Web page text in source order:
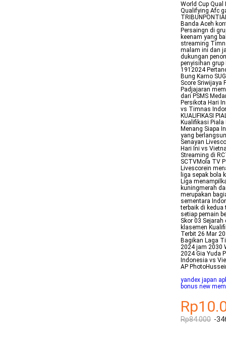
World Cup
Qualifying Afc
Banda Aceh
Persaingn di
keenam yang
streaming
malam ini dan
dukungan
penyisihan
1912024
Bung Karno
Score Sriwijaya
Padjajaran
dari PSMS
Persikota Hari
vs Timnas
KUALIFIKASI
Kualifikasi Piala
Menang Siapa
yang
Senayan
Hari Ini vs
Streaming di
SCTVMola TV
Livescorein
liga sepak bola
Liga
kuningmerah
merupakan
sementara
terbaik di kedua
setiap pemain
Skor 03
klasemen
Terbit 26 Mar
Bagikan Laga
2024 jam 2030
2024 Gia Yuda
Indonesia vs
AP
yandex japan
bonus new
Rp84.000 -